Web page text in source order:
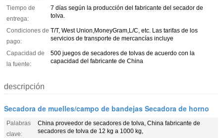
Tiempo de
entrega:
7 días según la producción del fabricante del secador de
tolva.
Condiciones de
pago:
T/T, West Union,MoneyGram,L/C, etc. Las tarifas de los
servicios de transporte de mercancías incluye
Capacidad de
la fuente:
500 juegos de secadores de tolvas de acuerdo con la
capacidad del fabricante de China
descripción
Secadora de muelles/campo de bandejas Secadora de horno
Palabras
clave:
China proveedor de secadores de tolva, China fabricante de
secadores de tolva de 12 kg a 1000 kg,